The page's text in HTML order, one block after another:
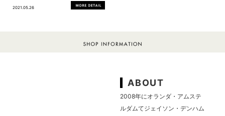
2021.05.26
ABOUT
2008年にオランダ・アムステ
ルダムてジェイソン・デンハム